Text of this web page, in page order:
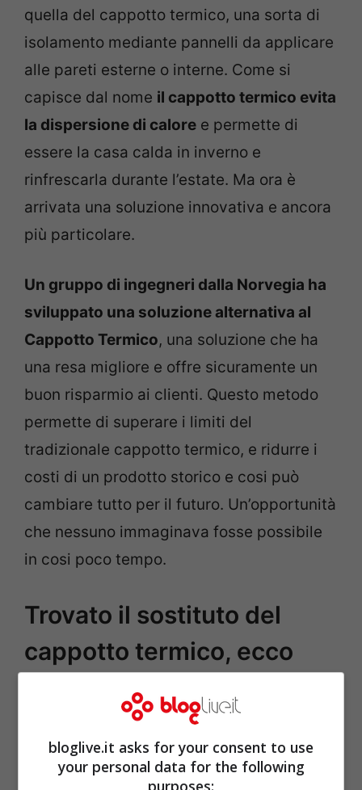
quella del cappotto termico, una sorta di
isolamento mediante pannelli da applicare
alle pareti esterne o interne. Come si
capisce dal nome il cappotto termico evita
la dispersione di calore e permette di
essere la casa calda in inverno e
rinfrescarla durante l’estate. Ma ora è
arrivata una soluzione innovativa e ancora
più particolare.
Un gruppo di ingegneri dalla Norvegia ha
sviluppato una soluzione alternativa al
Cappotto Termico, una soluzione che ha
una resa migliore e offre sicuramente un
buon risparmio ai clienti. Questo metodo
permette di superare i limiti del
tradizionale cappotto termico, e ridurre i
costi di un prodotto storico e cosi può
cambiare tutto per il futuro. Un’opportunità
che nessuno immaginava fosse possibile
in cosi poco tempo.
Trovato il sostituto del
cappotto termico, ecco
come funziona nello
bloglive.it asks for your consent to use
your personal data for the following
purposes: